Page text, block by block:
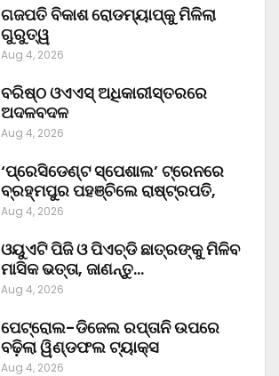
ଗଜପତି ବିକାଶ ରୋଡମ୍ୟାପ୍‌କୁ ମିଳିଲା
ଗୁରୁତ୍ୱ
Aug 4, 2026
ବରିଷ୍ଠ ଓଏଏସ୍‌ ଅଧିକାରୀସ୍ତରରେ
ଅଦଳବଦଳ
Aug 4, 2026
‘ପ୍ରେସିଡେଣ୍ଟ ସ୍ପେଶାଲ’ ଟ୍ରେନରେ
ବ୍ରହ୍ମପୁର ପହଞ୍ଚିଲେ ରାଷ୍ଟ୍ରପତି,
Aug 4, 2026
ଓୟୁଏଟି ପିଜି ଓ ପିଏଚ୍‌ଡି ଛାତ୍ରଙ୍କୁ ମିଳିବ
ମାସିକ ଭତ୍ତା, ଜାଣନ୍ତୁ…
Aug 4, 2026
ପେଟ୍ରୋଲ-ଡିଜେଲ ରପ୍ତାନି ଉପରେ
ବଢ଼ିଲା ୱିଣ୍ଡଫଲ ଟ୍ୟାକ୍ସ
Aug 4, 2026